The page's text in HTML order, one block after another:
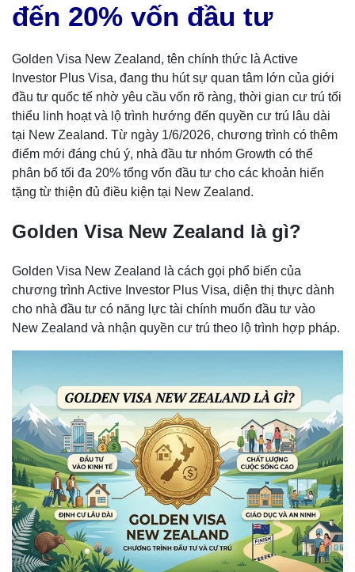
đến 20% vốn đầu tư
Golden Visa New Zealand, tên chính thức là Active
Investor Plus Visa, đang thu hút sự quan tâm lớn của giới
đầu tư quốc tế nhờ yêu cầu vốn rõ ràng, thời gian cư trú tối
thiểu linh hoạt và lộ trình hướng đến quyền cư trú lâu dài
tại New Zealand. Từ ngày 1/6/2026, chương trình có thêm
điểm mới đáng chú ý, nhà đầu tư nhóm Growth có thể
phân bổ tối đa 20% tổng vốn đầu tư cho các khoản hiến
tặng từ thiện đủ điều kiện tại New Zealand.
Golden Visa New Zealand là gì?
Golden Visa New Zealand là cách gọi phổ biến của
chương trình Active Investor Plus Visa, diện thị thực dành
cho nhà đầu tư có năng lực tài chính muốn đầu tư vào
New Zealand và nhận quyền cư trú theo lộ trình hợp pháp.